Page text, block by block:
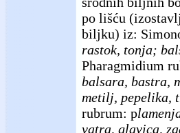
po lišću
biljku) iz:
rastok, tonja;
Pharagmidium
balsara, bastra,
metilj, pepelika,
rubrum: p
vatra, glavica,